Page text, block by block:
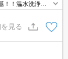
！温水洗浄便
ク☆お風呂は追
Ｘ
見る